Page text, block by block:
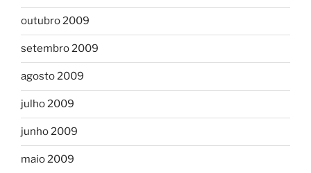
outubro 2009
setembro 2009
agosto 2009
julho 2009
junho 2009
maio 2009